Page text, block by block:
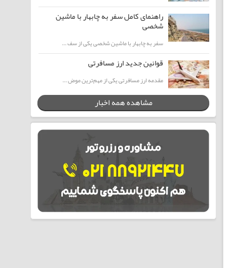
راهنمای کامل سفر به چابهار با ماشین
شخصی
سفر به چابهار با ماشین شخصی یکی از سف ...
قوانین جدید ارز مسافرتی
مقدمه ارز مسافرتی یکی از مهم‌ترین موض ...
مشاهده همه اخبار